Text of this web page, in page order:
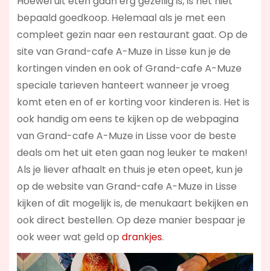
bepaald goedkoop. Helemaal als je met een
compleet gezin naar een restaurant gaat. Op de
site van Grand-cafe A-Muze in Lisse kun je de
kortingen vinden en ook of Grand-cafe A-Muze
speciale tarieven hanteert wanneer je vroeg
komt eten en of er korting voor kinderen is. Het is
ook handig om eens te kijken op de webpagina
van Grand-cafe A-Muze in Lisse voor de beste
deals om het uit eten gaan nog leuker te maken!
Als je liever afhaalt en thuis je eten opeet, kun je
op de website van Grand-cafe A-Muze in Lisse
kijken of dit mogelijk is, de menukaart bekijken en
ook direct bestellen. Op deze manier bespaar je
ook weer wat geld op drankjes.